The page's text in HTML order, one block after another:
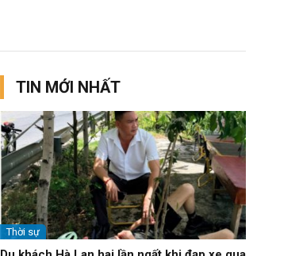
TIN MỚI NHẤT
Thời sự